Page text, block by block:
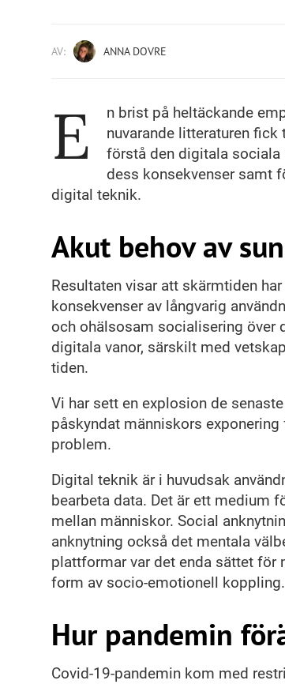
AV: ANNA DOVRE
E
n brist på heltäckande
nuvarande litteraturen
förstå den digitala sociala
dess konsekvenser samt
digital teknik.
Akut behov av
Resultaten visar att skärmtiden
konsekvenser av långvarig
och ohälsosam socialisering över
digitala vanor, särskilt med
tiden.
Vi har sett en explosion de
påskyndat människors
problem.
Digital teknik är i huvudsak
bearbeta data. Det är ett medium
mellan människor. Social
anknytning också det mentala
plattformar var det enda sättet för
form av socio-emotionell koppling.
Hur pandemin
Covid-19-pandemin kom med